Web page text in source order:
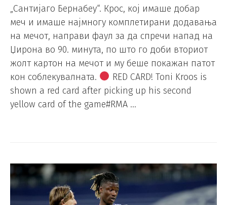
„Сантијаго Бернабеу“. Крос, кој имаше добар
меч и имаше најмногу комплетирани додавања
на мечот, направи фаул за да спречи напад на
Џирона во 90. минута, по што го доби вториот
жолт картон на мечот и му беше покажан патот
кон соблекувалната.
RED CARD! Toni Kroos is
shown a red card after picking up his second
yellow card of the game#RMA …